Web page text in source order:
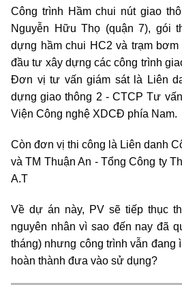
Công trình Hầm chui nút giao
Nguyễn Hữu Thọ (quận 7), gói
dựng hầm chui HC2 và trạm
đầu tư xây dựng các công trình
Đơn vị tư vấn giám sát là Liên
dựng giao thông 2 - CTCP Tư
Viện Công nghệ XDCĐ phía Nam.
Còn đơn vị thi công là Liên danh
và TM Thuận An - Tổng Công ty
A.T
Về dự án này, PV sẽ tiếp thục
nguyên nhân vì sao đến nay đã
tháng) nhưng công trình vẫn đang
hoàn thành đưa vào sử dụng?